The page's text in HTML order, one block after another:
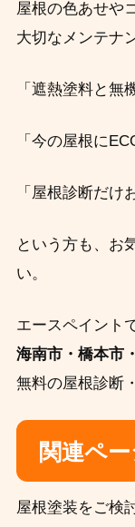
屋根の色あせや
大切なメンテナ
「遮熱塗料と無
「今の屋根に
「屋根診断だけ
という方も、お
い。
エースペイント
海南市・橋本市
無料の屋根診断
関連ペ
屋根塗装をご検